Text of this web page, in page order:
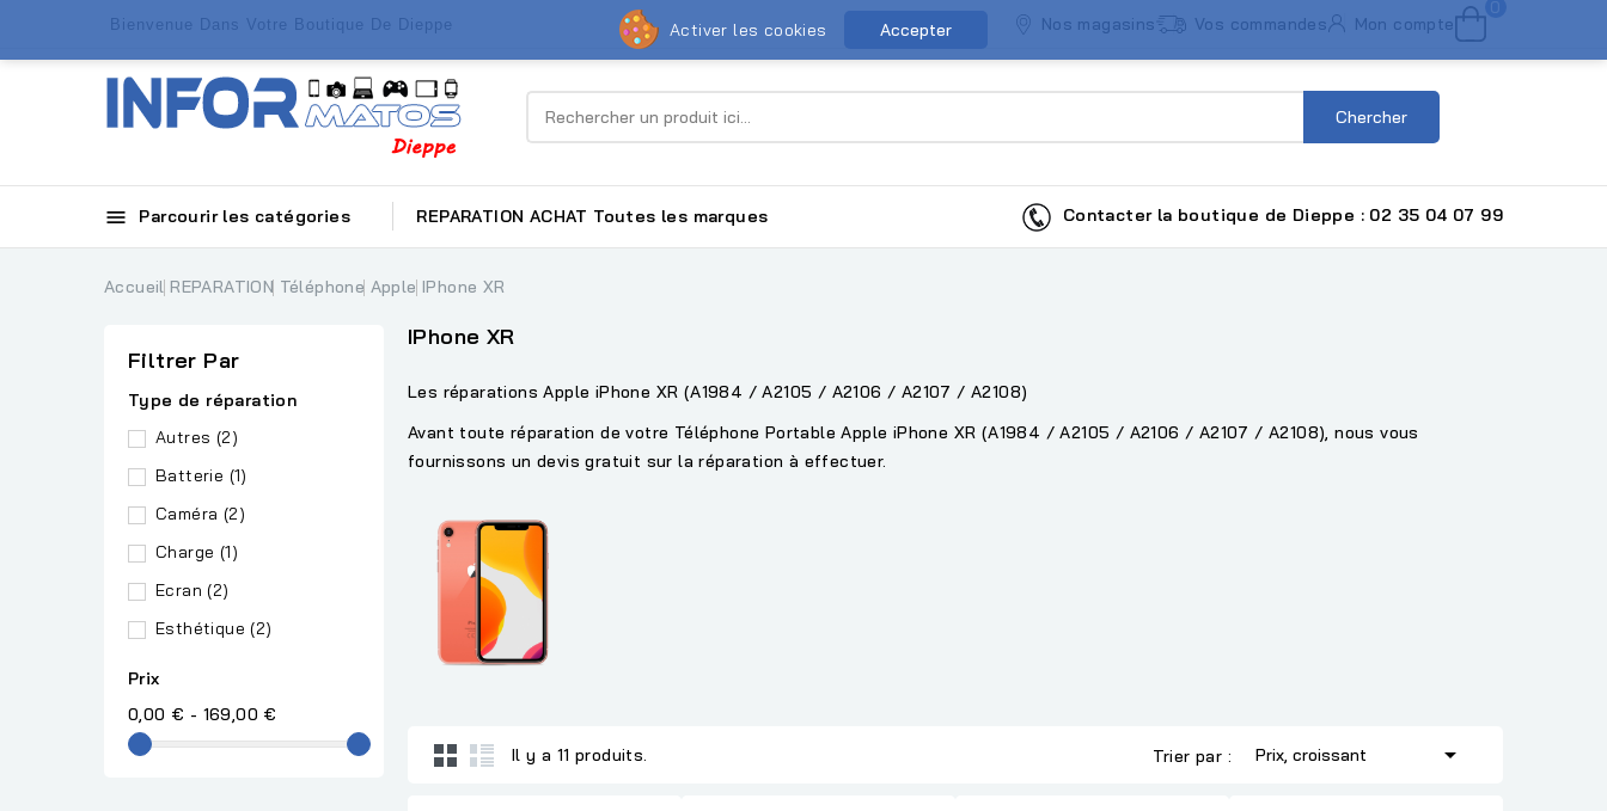
Bienvenue Dans Votre Boutique De Dieppe Nos magasins Vos commandes Mon compte
0
Chercher
 Parcourir les catégories REPARATION ACHAT Toutes les marques Contacter la boutique de Dieppe : 02 35 04 07 99
Accueil REPARATION Téléphone Apple IPhone XR
Filtrer Par
Type de réparation
Autres (2)
Batterie (1)
Caméra (2)
Charge (1)
Ecran (2)
Esthétique (2)
Prix
0,00 € - 169,00 €
IPhone XR
Les réparations Apple iPhone XR (A1984 / A2105 / A2106 / A2107 / A2108)
Avant toute réparation de votre Téléphone Portable Apple iPhone XR (A1984 / A2105 / A2106 / A2107 / A2108), nous vous
fournissons un devis gratuit sur la réparation à effectuer.
Il y a 11 produits. Trier par : Prix, croissant 
Activer les cookies Accepter